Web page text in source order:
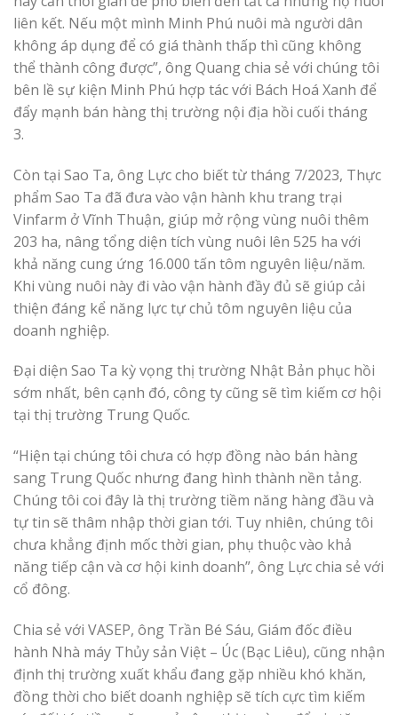
liên kết. Nếu một mình Minh Phú nuôi mà người dân
không áp dụng để có giá thành thấp thì cũng không
thể thành công được”, ông Quang chia sẻ với chúng tôi
bên lề sự kiện Minh Phú hợp tác với Bách Hoá Xanh để
đẩy mạnh bán hàng thị trường nội địa hồi cuối tháng
3.
Còn tại Sao Ta, ông Lực cho biết từ tháng 7/2023, Thực
phẩm Sao Ta đã đưa vào vận hành khu trang trại
Vinfarm ở Vĩnh Thuận, giúp mở rộng vùng nuôi thêm
203 ha, nâng tổng diện tích vùng nuôi lên 525 ha với
khả năng cung ứng 16.000 tấn tôm nguyên liệu/năm.
Khi vùng nuôi này đi vào vận hành đầy đủ sẽ giúp cải
thiện đáng kể năng lực tự chủ tôm nguyên liệu của
doanh nghiệp.
Đại diện Sao Ta kỳ vọng thị trường Nhật Bản phục hồi
sớm nhất, bên cạnh đó, công ty cũng sẽ tìm kiếm cơ hội
tại thị trường Trung Quốc.
“Hiện tại chúng tôi chưa có hợp đồng nào bán hàng
sang Trung Quốc nhưng đang hình thành nền tảng.
Chúng tôi coi đây là thị trường tiềm năng hàng đầu và
tự tin sẽ thâm nhập thời gian tới. Tuy nhiên, chúng tôi
chưa khẳng định mốc thời gian, phụ thuộc vào khả
năng tiếp cận và cơ hội kinh doanh”, ông Lực chia sẻ với
cổ đông.
Chia sẻ với VASEP, ông Trần Bé Sáu, Giám đốc điều
hành Nhà máy Thủy sản Việt – Úc (Bạc Liêu), cũng nhận
định thị trường xuất khẩu đang gặp nhiều khó khăn,
đồng thời cho biết doanh nghiệp sẽ tích cực tìm kiếm